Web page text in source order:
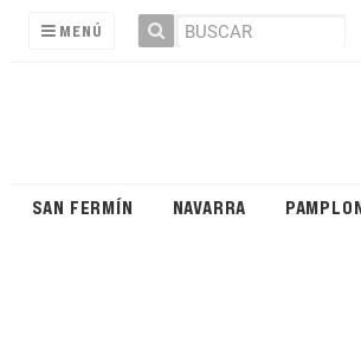
MENÚ
SAN FERMÍN NAVARRA